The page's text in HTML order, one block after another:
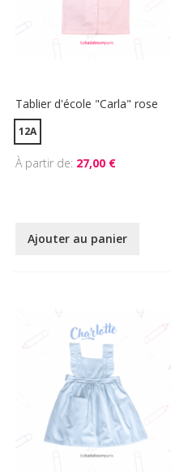
Tablier d'école "Carla" rose
12A
À partir de 27,00 €
Ajouter au panier